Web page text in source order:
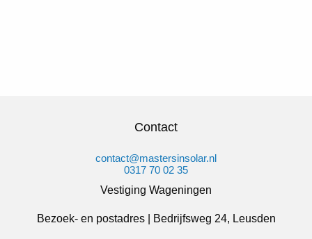
Contact
contact@mastersinsolar.nl
0317 70 02 35
Vestiging Wageningen
Bezoek- en postadres | Bedrijfsweg 24, Leusden